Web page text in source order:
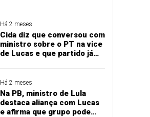
Há 2 meses
Cida diz que conversou com
ministro sobre o PT na vice
de Lucas e que partido já
Há 2 meses
Na PB, ministro de Lula
destaca aliança com Lucas
e afirma que grupo pode